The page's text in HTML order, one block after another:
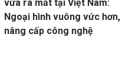
vừa ra mắt tại Việt Nam:
Ngoại hình vuông vức hơn,
nâng cấp công nghệ